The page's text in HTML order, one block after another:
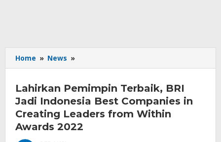
Home » News »
Pemimpin
BRI
Jadi
Indonesia
Best
Companies
Lahirkan Pemimpin Terbaik, BRI
Jadi Indonesia Best Companies in
Creating Leaders from Within
Awards 2022